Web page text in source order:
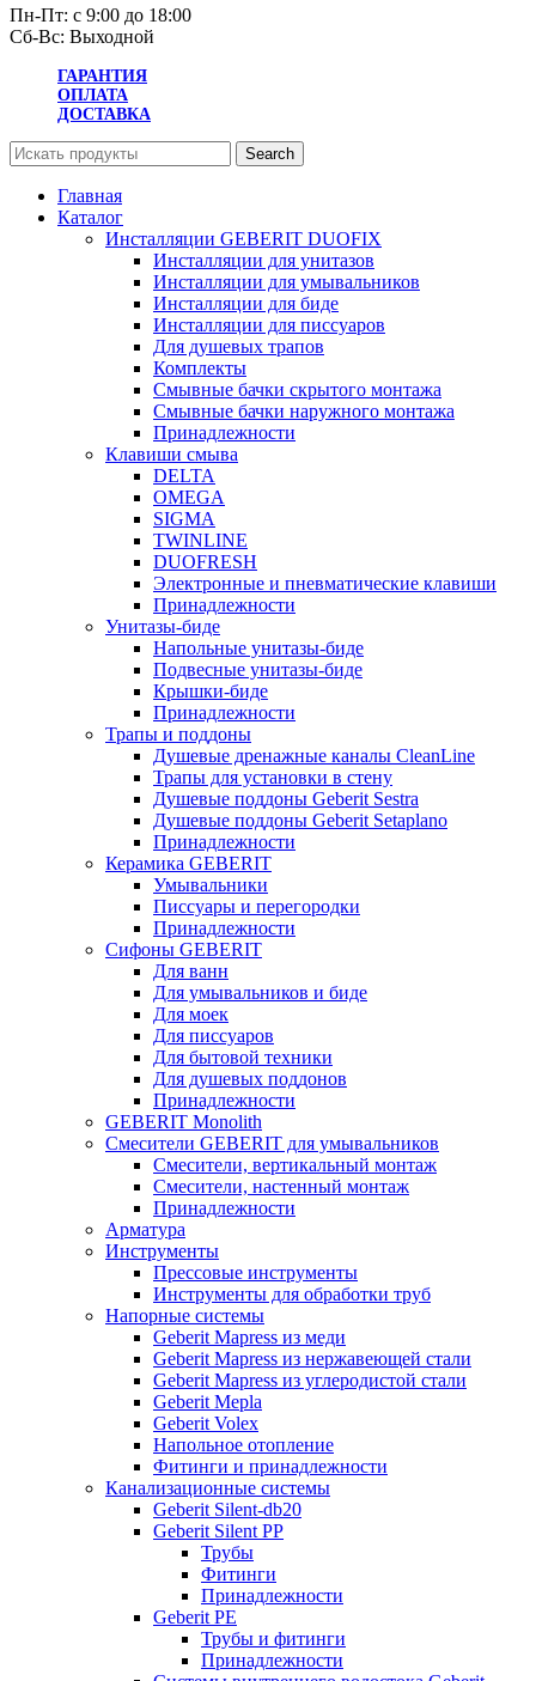
Пн-Пт: с 9:00 до 18:00
Сб-Вс: Выходной
ГАРАНТИЯ
ОПЛАТА
ДОСТАВКА
Search
Главная
Каталог
Инсталляции GEBERIT DUOFIX
Инсталляции для унитазов
Инсталляции для умывальников
Инсталляции для биде
Инсталляции для писсуаров
Для душевых трапов
Комплекты
Смывные бачки скрытого монтажа
Смывные бачки наружного монтажа
Принадлежности
Клавиши смыва
DELTA
OMEGA
SIGMA
TWINLINE
DUOFRESH
Электронные и пневматические клавиши
Принадлежности
Унитазы-биде
Напольные унитазы-биде
Подвесные унитазы-биде
Крышки-биде
Принадлежности
Трапы и поддоны
Душевые дренажные каналы CleanLine
Трапы для установки в стену
Душевые поддоны Geberit Sestra
Душевые поддоны Geberit Setaplano
Принадлежности
Керамика GEBERIT
Умывальники
Писсуары и перегородки
Принадлежности
Сифоны GEBERIT
Для ванн
Для умывальников и биде
Для моек
Для писсуаров
Для бытовой техники
Для душевых поддонов
Принадлежности
GEBERIT Monolith
Смесители GEBERIT для умывальников
Смесители, вертикальный монтаж
Смесители, настенный монтаж
Принадлежности
Арматура
Инструменты
Прессовые инструменты
Инструменты для обработки труб
Напорные системы
Geberit Mapress из меди
Geberit Mapress из нержавеющей стали
Geberit Mapress из углеродистой стали
Geberit Mepla
Geberit Volex
Напольное отопление
Фитинги и принадлежности
Канализационные системы
Geberit Silent-db20
Geberit Silent PP
Трубы
Фитинги
Принадлежности
Geberit PE
Трубы и фитинги
Принадлежности